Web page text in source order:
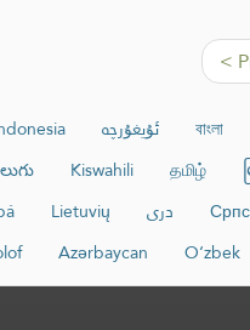
<
ئۇيغۇرچە বাংলা
Kiswahili தமிழ்
Lietuvių دری
Azərbaycan O‘zbek